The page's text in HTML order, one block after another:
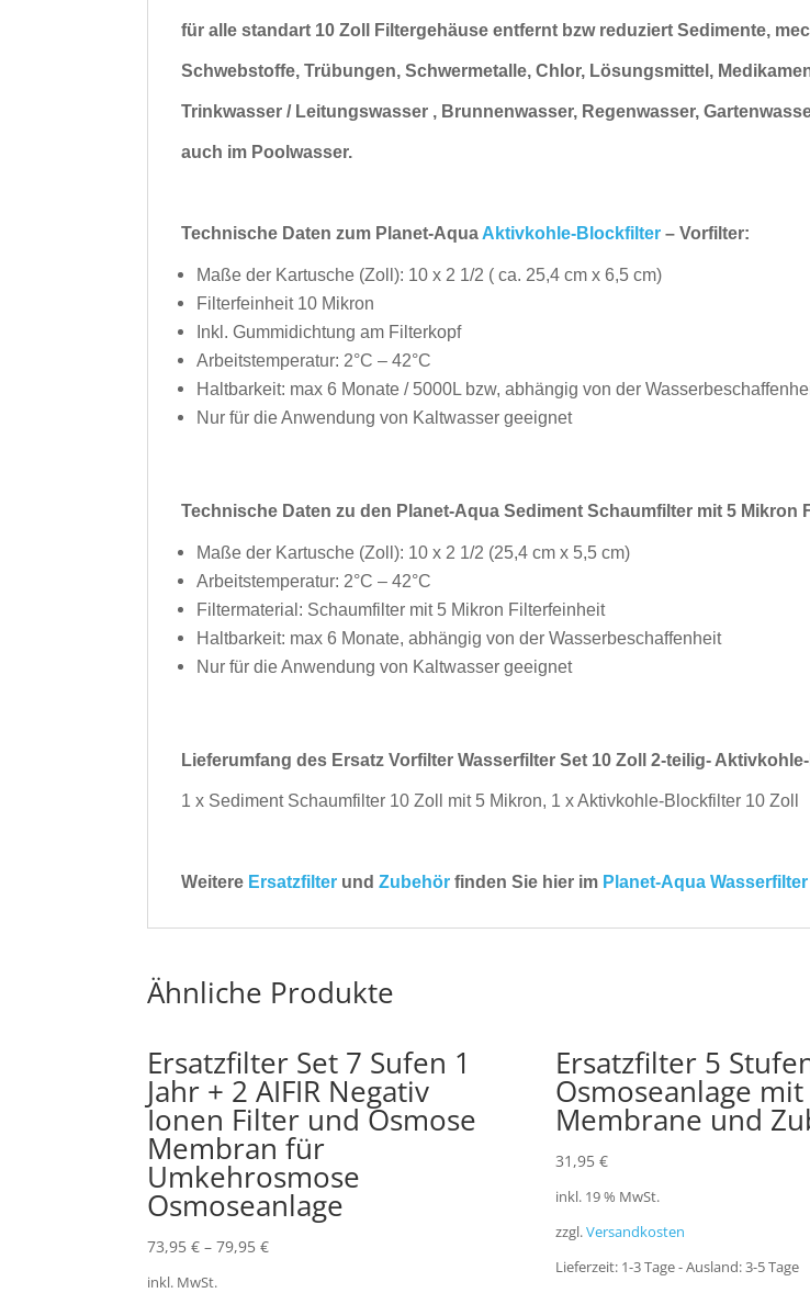
für alle standart 10 Zoll Filtergehäuseentfernt bzw reduziert Sedimente,
Schwebstoffe, Trübungen, Schwermetalle, Chlor, Lösungsmittel,
Trinkwasser / Leitungswasser , Brunnenwasser, Regenwasser,
auch im Poolwasser.
Technische Daten zum Planet-Aqua Aktivkohle-Blockfilter – Vorfilter:
Maße der Kartusche (Zoll): 10 x 2 1/2 ( ca. 25,4 cm x 6,5 cm)
Filterfeinheit 10 Mikron
Inkl. Gummidichtung am Filterkopf
Arbeitstemperatur: 2°C – 42°C
Haltbarkeit: max 6 Monate / 5000L bzw, abhängig von der
Nur für die Anwendung von Kaltwasser geeignet
Technische Daten zu den Planet-Aqua Sediment Schaumfilter mit 5 Mikron
Maße der Kartusche (Zoll): 10 x 2 1/2 (25,4 cm x 5,5 cm)
Arbeitstemperatur: 2°C – 42°C
Filtermaterial: Schaumfilter mit 5 Mikron Filterfeinheit
Haltbarkeit: max 6 Monate, abhängig von der Wasserbeschaffenheit
Nur für die Anwendung von Kaltwasser geeignet
Lieferumfang des Ersatz Vorfilter Wasserfilter Set 10 Zoll 2-teilig-
1 x Sediment Schaumfilter 10 Zoll mit 5 Mikron, 1 x Aktivkohle-Blockfilter 10 Zoll
Weitere Ersatzfilter undZubehör finden Sie hier im Planet-Aqua
Ähnliche Produkte
Ersatzfilter Set 7 Sufen 1
Jahr + 2 AIFIR Negativ
Ionen Filter und Osmose
Membran für
Umkehrosmose
Osmoseanlage
73,95€ –79,95€
inkl. MwSt.
Ersatzfilter 5
Osmoseanlage mit
Membrane und
31,95 €
inkl. 19 % MwSt.
zzgl.Versandkosten
Lieferzeit: 1-3 Tage - Ausland: 3-5 Tage